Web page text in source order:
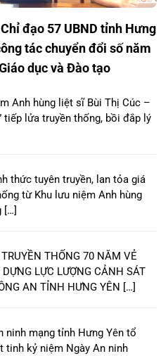
đạo 57 UBND tỉnh Hưng
tác chuyển đổi số năm
dục và Đào tạo
Anh hùng liệt sĩ Bùi Thị Cúc –
tiếp lửa truyền thống, bồi đắp lý
thức tuyên truyền, lan tỏa giá
từ Khu lưu niệm Anh hùng
[…]
THỐNG 70 NĂM VẺ
DỰNG LỰC LƯỢNG CẢNH SÁT
AN TỈNH HƯNG YÊN […]
ninh mạng tỉnh Hưng Yên tổ
tinh kỷ niệm Ngày An ninh